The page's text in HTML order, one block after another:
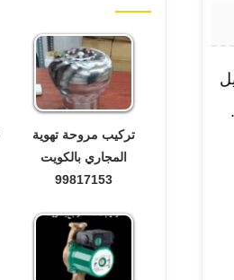
تركيب مروحة تهوية
المجاري بالكويت
99817153